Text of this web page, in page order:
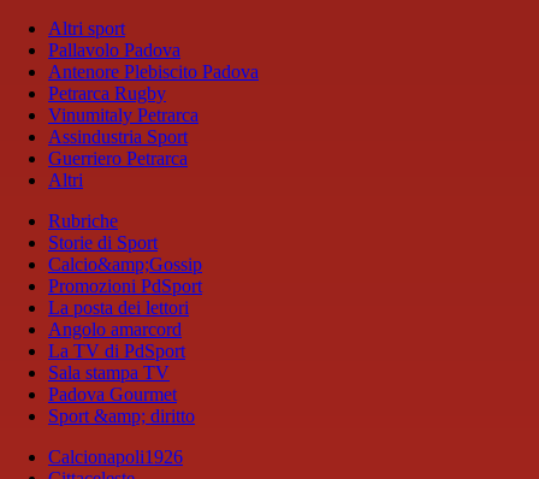
Altri sport
Pallavolo Padova
Antenore Plebiscito Padova
Petrarca Rugby
Vinumitaly Petrarca
Assindustria Sport
Guerriero Petrarca
Altri
Rubriche
Storie di Sport
Calcio&amp;Gossip
Promozioni PdSport
La posta dei lettori
Angolo amarcord
La TV di PdSport
Sala stampa TV
Padova Gourmet
Sport &amp; diritto
Calcionapoli1926